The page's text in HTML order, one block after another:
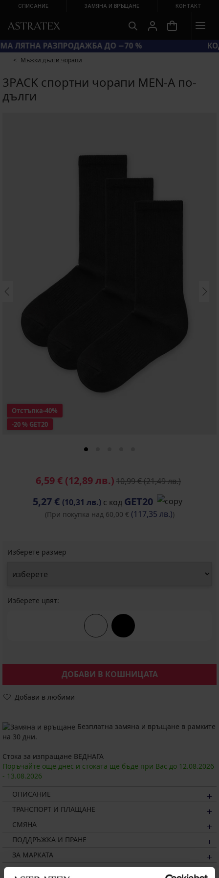
СПИСАНИЕ ЗАМЯНА И ВРЪЩАНЕ КОНТАКТ
ГОЛЯМА ЛЯТНА РАЗПРОДАЖБА ДО −70 %
Мъжки дълги чорапи
3PACK спортни чорапи MEN-A по-
дълги
-20 % GET20
Отстъпка-40%
6,59 € (12,89 лв.)10,99 €(21,49 лв.)
5,27 € (10,31 лв.) с код GET20
(При покупка над 60,00 € (117,35 лв.))
Изберете размер
Изберете цвят:
ДОБАВИ В КОШНИЦАТА
Добави в любими
Безплатна замяна и връщане в рамките
на 30 дни.
Стока за изпращане ВЕДНАГА
Поръчайте още днес и стоката ще бъде при Вас до 12.08.2026
- 13.08.2026
ОПИСАНИЕ
ТРАНСПОРТ И ПЛАЩАНЕ
СМЯНА
ПОДДРЪЖКА И ПРАНЕ
ЗА МАРКАТА